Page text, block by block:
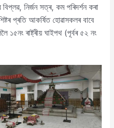
নির্জন সত্ৰ, কম পৰিদৰ্শন কৰা
প্ৰতি আকৰ্ষিত হোৱাসকলৰ বাবে
১৫নং ৰাষ্ট্ৰীয় ঘাইপথ (পূৰ্বৰ ৫২ নং